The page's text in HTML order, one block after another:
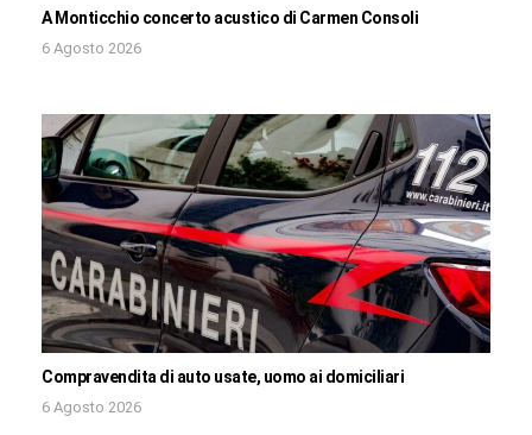
A Monticchio concerto acustico di Carmen Consoli
6 Agosto 2026
Compravendita di auto usate, uomo ai domiciliari
6 Agosto 2026